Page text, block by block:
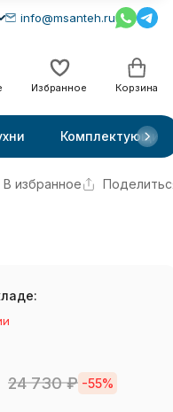
info@msanteh.ru
Избранное Корзина
Комплектующие
В избранное
24 730₽ -55%